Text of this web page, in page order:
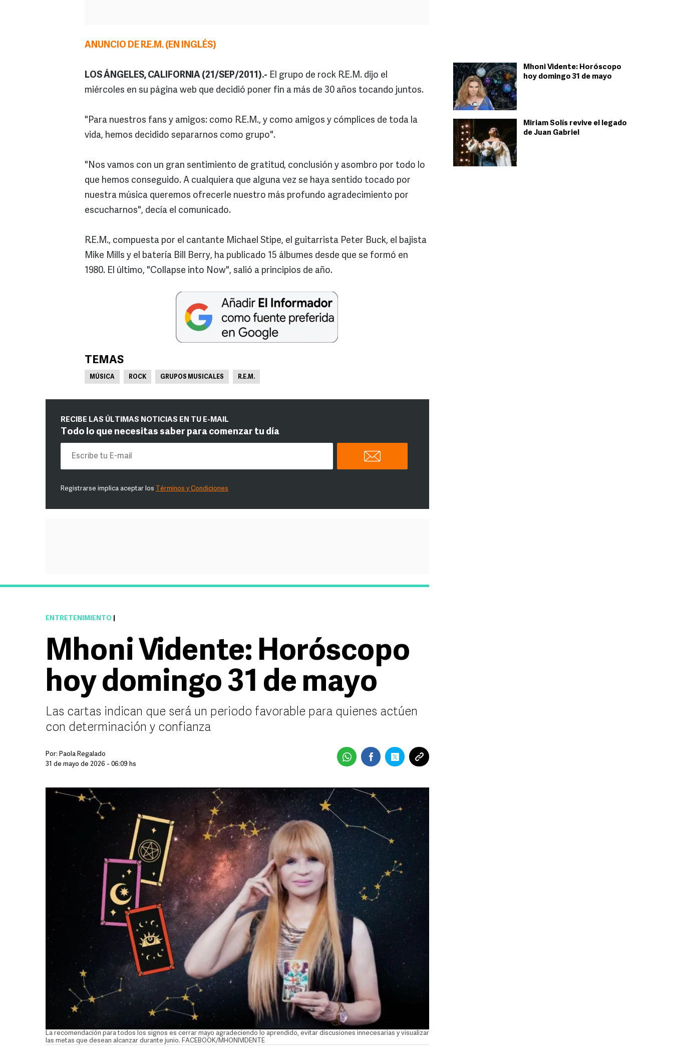
Mhoni Vidente: Horóscopo
hoy domingo 31 de mayo
Miriam Solís revive el legado
de Juan Gabriel
ANUNCIO DE R.E.M. (EN INGLÉS)
LOS ÁNGELES, CALIFORNIA (21/SEP/2011).- El grupo de rock R.E.M. dijo el
miércoles en su página web que decidió poner fin a más de 30 años tocando juntos.
"Para nuestros fans y amigos: como R.E.M., y como amigos y cómplices de toda la
vida, hemos decidido separarnos como grupo".
"Nos vamos con un gran sentimiento de gratitud, conclusión y asombro por todo lo
que hemos conseguido. A cualquiera que alguna vez se haya sentido tocado por
nuestra música queremos ofrecerle nuestro más profundo agradecimiento por
escucharnos", decía el comunicado.
R.E.M., compuesta por el cantante Michael Stipe, el guitarrista Peter Buck, el bajista
Mike Mills y el batería Bill Berry, ha publicado 15 álbumes desde que se formó en
1980. El último, "Collapse into Now", salió a principios de año.
TEMAS
MÚSICA ROCK GRUPOS MUSICALES R.E.M.
RECIBE LAS ÚLTIMAS NOTICIAS EN TU E-MAIL
Todo lo que necesitas saber para comenzar tu día
Registrarse implica aceptar los Términos y Condiciones
ENTRETENIMIENTO
Mhoni Vidente: Horóscopo
hoy domingo 31 de mayo
Las cartas indican que será un periodo favorable para quienes actúen
con determinación y confianza
Por: Paola Regalado
31 de mayo de 2026 - 06:09 hs
La recomendación para todos los signos es cerrar mayo agradeciendo lo aprendido, evitar discusiones innecesarias y visualizar
las metas que desean alcanzar durante junio. FACEBOOK/MHONIVIDENTE